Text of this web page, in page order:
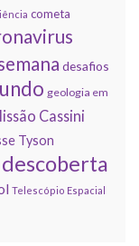
cometa
desafios
geologia em
Cassini
Tyson
Telescópio Espacial